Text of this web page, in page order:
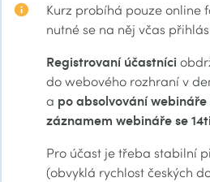
Kurz probíhá pouze online
nutné se na něj včas
Registrovaní účastníci
do webového rozhraní v
a po absolvování
záznamem webináře se
Pro účast je třeba stabilní
(obvyklá rychlost českých